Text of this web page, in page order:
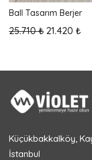
Ball Tasarım Berjer
25.710 ₺ 21.420 ₺
Küçükbakkalköy,
İstanbul